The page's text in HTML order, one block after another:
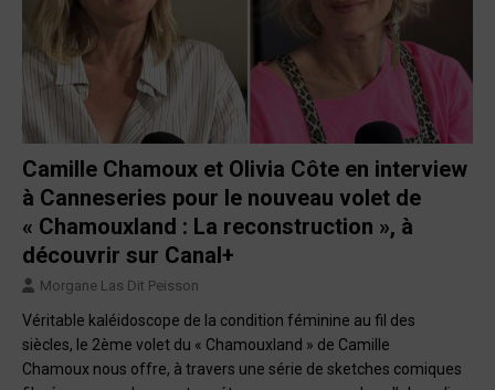
Camille Chamoux et Olivia Côte en interview
à Canneseries pour le nouveau volet de
« Chamouxland : La reconstruction », à
découvrir sur Canal+
Morgane Las Dit Peisson
Véritable kaléidoscope de la condition féminine au fil des
siècles, le 2ème volet du « Chamouxland » de Camille
Chamoux nous offre, à travers une série de sketches comiques